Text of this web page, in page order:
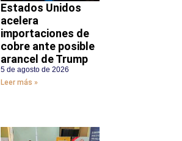
Estados Unidos
acelera
importaciones de
cobre ante posible
arancel de Trump
5 de agosto de 2026
Leer más »